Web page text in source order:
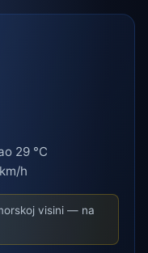
29 °C
h
visini — na